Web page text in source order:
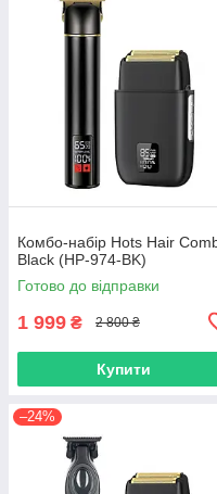
Комбо-набір Hots Hair
Black (HP-974-BK)
Готово до відправки
1 999 ₴ 2 800 ₴
Купити
–24%